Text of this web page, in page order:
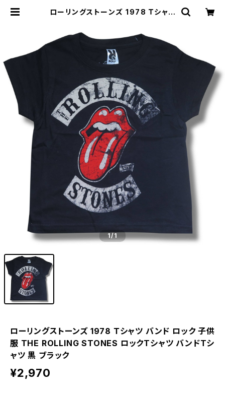
ローリングストーンズ 1978 Ｔシャツ
シャツ 黒 ブラック | alternative_t
1/1
ローリングストーンズ 1978 Ｔシャツ バンド ロック 子供
服 THE ROLLING STONES ロックTシャツ バンドTシ
ャツ 黒 ブラック
¥2,970